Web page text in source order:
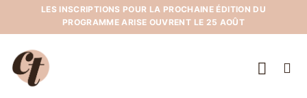
LES INSCRIPTIONS POUR LA PROCHAINE ÉDITION DU
PROGRAMME ARISE OUVRENT LE 25 AOÛT